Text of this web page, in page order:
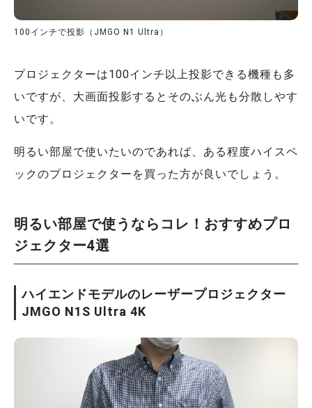
100インチで投影（JMGO N1 Ultra）
プロジェクターは100インチ以上投影できる機種も多
いですが、大画面投影するとそのぶん光も分散しやす
いです。
明るい部屋で使いたいのであれば、ある程度ハイスペ
ックのプロジェクターを買った方が良いでしょう。
明るい部屋で使うならコレ！おすすめプロ
ジェクター4選
ハイエンドモデルのレーザープロジェクター
JMGO N1S Ultra 4K